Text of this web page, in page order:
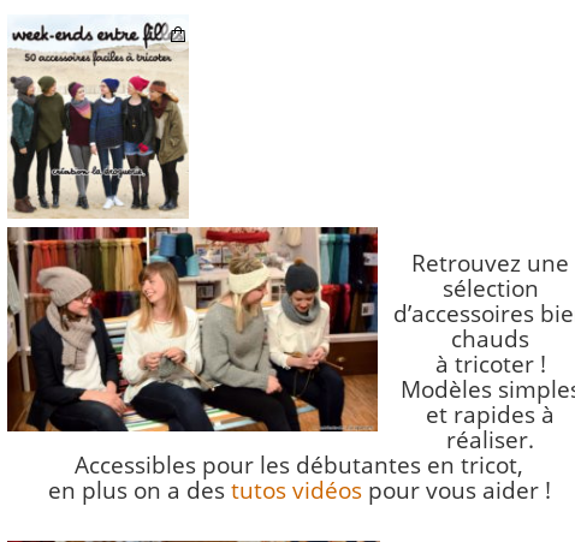
Retrouvez une
sélection
d’accessoires
chauds
à tricoter !
Modèles
et rapides à
réaliser.
Accessibles pour les débutantes en tricot,
en plus on a des tutos vidéospour vous aider !